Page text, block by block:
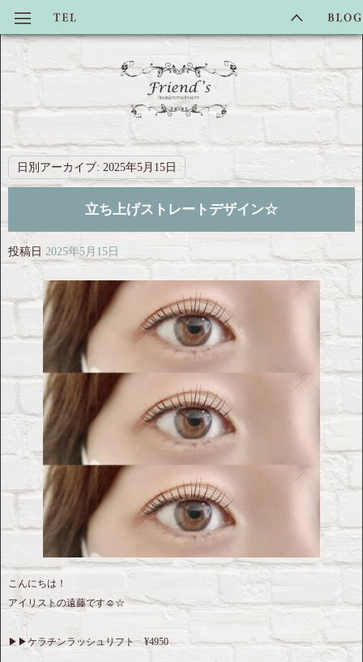
日別アーカイブ: 2025年5月15日
立ち上げストレートデザイン☆
投稿日 2025年5月15日
こんにちは！
アイリストの遠藤です☺︎☆
▶︎▶︎ケラチンラッシュリフト ¥4950